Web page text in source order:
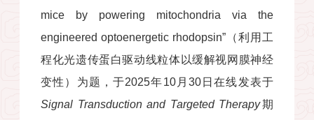
mice by powering mitochondria via the
engineered optoenergetic rhodopsin”（利用工
程化光遗传蛋白驱动线粒体以缓解视网膜神经
变性）为题，于2025年10月30日在线发表于
Signal Transduction and Targeted Therapy期